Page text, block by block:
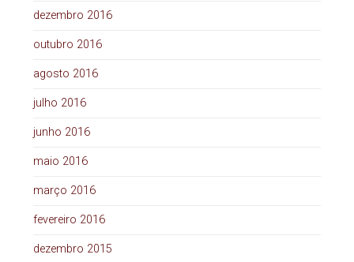
dezembro 2016
outubro 2016
agosto 2016
julho 2016
junho 2016
maio 2016
março 2016
fevereiro 2016
dezembro 2015